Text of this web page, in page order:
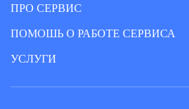
ли ему разрешение на травмат:
депутаты Украины;
ПРО СЕРВИС
ПОМОШЬ О РАБОТЕ СЕРВИСА
УСЛУГИ